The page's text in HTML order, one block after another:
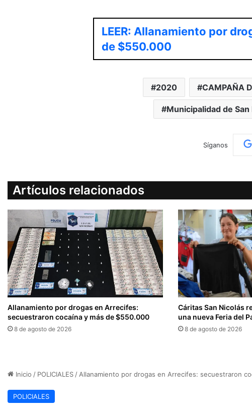
LEER: Allanamiento por
de $550.000
2020 CAMPAÑA
Municipalidad de San
Síganos
Artículos relacionados
Allanamiento por drogas en Arrecifes:
secuestraron cocaína y más de $550.000
8 de agosto de 2026
Cáritas San Nicolás
una nueva Feria del
8 de agosto de 2026